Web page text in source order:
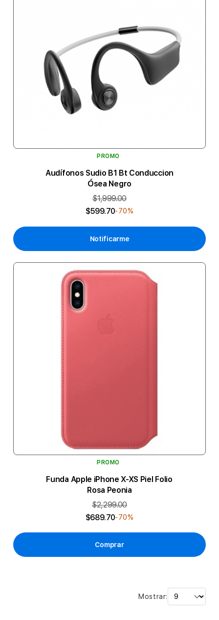
PROMO
Audífonos Sudio B1 Bt Conduccion
Ósea Negro
$1,999.00
$599.70-70%
Notificarme
PROMO
Funda Apple iPhone X-XS Piel Folio
Rosa Peonia
$2,299.00
$689.70-70%
Comprar
Mostrar: